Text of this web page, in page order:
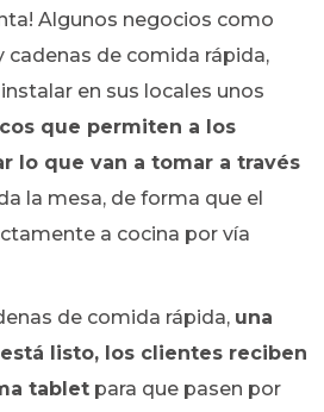
Algunos negocios como
cadenas de comida rápida,
en sus locales unos
que permiten a los
lo que van a tomar a través
la mesa, de forma que el
a cocina por vía
de comida rápida, una
listo, los clientes reciben
tablet para que pasen por